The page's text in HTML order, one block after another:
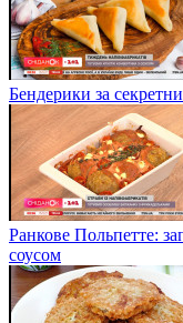
Бендерики за
Ранкове Польпетте:
соусом